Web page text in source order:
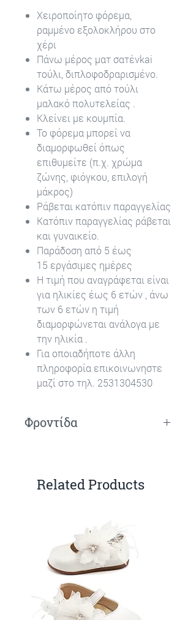
Χειροποίητο φόρεμα,
ραμμένο εξολοκλήρου στο
χέρι
Πάνω μέρος ματ σατένkai
τούλι, διπλοφοδραρισμένο.
Κάτω μέρος από τούλι
μαλακό πολυτελείας .
Κλείνει με κουμπία.
Το φόρεμα μπορεί να
διαμορφωθεί όπως
επιθυμείτε (π.χ. χρώμα
ζώνης, φιόγκου, επιλογή
μάκρος)
Ράβεται κατόπιν παραγγελίας
Κατόπιν παραγγελίας ράβεται
και γυναικείο.
Παράδοση από 5 έως
15 εργάσιμες ημέρες
Η τιμή που αναγράφεται είναι
για ηλικίες έως 6 ετών , άνω
των 6 ετών η τιμή
διαμορφώνεται ανάλογα με
την ηλικία .
Για οποιαδήποτε άλλη
πληροφορία επικοινωνηστε
μαζί στο τηλ. 2531304530
Φροντίδα
Related Products